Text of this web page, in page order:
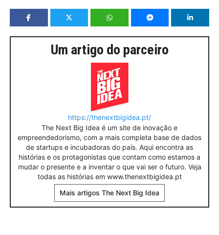
Um artigo do parceiro
https://thenextbigidea.pt/
The Next Big Idea é um site de inovação e
empreendedorismo, com a mais completa base de dados
de startups e incubadoras do país. Aqui encontra as
histórias e os protagonistas que contam como estamos a
mudar o presente e a inventar o que vai ser o futuro. Veja
todas as histórias em www.thenextbigidea.pt
Mais artigos The Next Big Idea